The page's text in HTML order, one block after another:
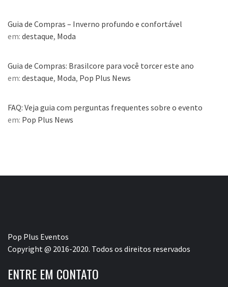
Guia de Compras – Inverno profundo e confortável
em: destaque, Moda
Guia de Compras: Brasilcore para você torcer este ano
em: destaque, Moda, Pop Plus News
FAQ: Veja guia com perguntas frequentes sobre o evento
em: Pop Plus News
Pop Plus Eventos
Copyright @ 2016-2020. Todos os direitos reservados
ENTRE EM CONTATO